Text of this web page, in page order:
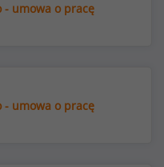
umowa o pracę
umowa o pracę